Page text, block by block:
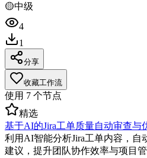
🟡中级
4
1
分享
收藏工作流
使用 7 个节点
精选
基于AI的Jira工单质量自动审查与
利用AI智能分析Jira工单内容，自
建议，提升团队协作效率与项目管